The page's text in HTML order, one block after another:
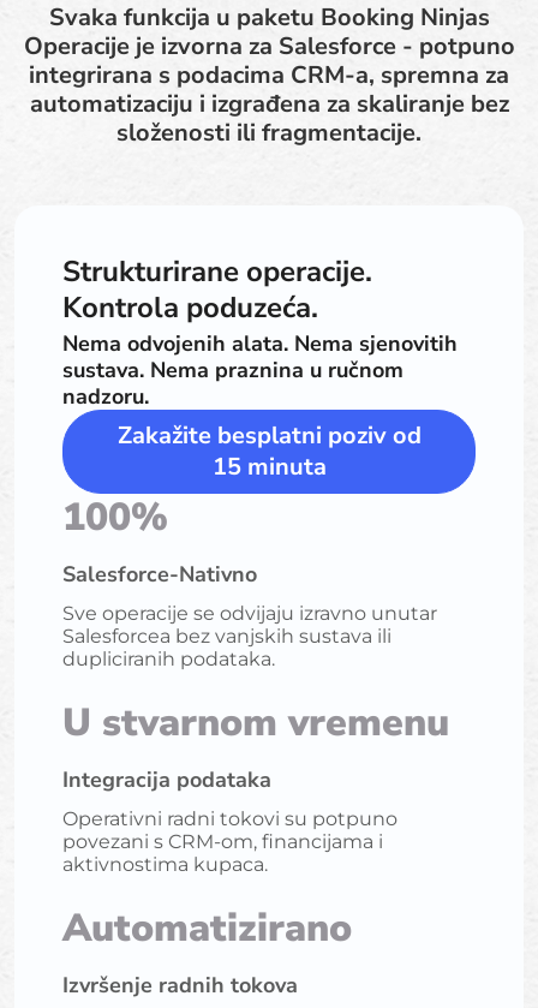
Svaka funkcija u paketu Booking Ninjas
Operacije je izvorna za Salesforce - potpuno
integrirana s podacima CRM-a, spremna za
automatizaciju i izgrađena za skaliranje bez
složenosti ili fragmentacije.
Strukturirane operacije.
Kontrola poduzeća.
Nema odvojenih alata. Nema sjenovitih
sustava. Nema praznina u ručnom
nadzoru.
Zakažite besplatni poziv od
15 minuta
100%
Salesforce-Nativno
Sve operacije se odvijaju izravno unutar
Salesforcea bez vanjskih sustava ili
dupliciranih podataka.
U stvarnom vremenu
Integracija podataka
Operativni radni tokovi su potpuno
povezani s CRM-om, financijama i
aktivnostima kupaca.
Automatizirano
Izvršenje radnih tokova